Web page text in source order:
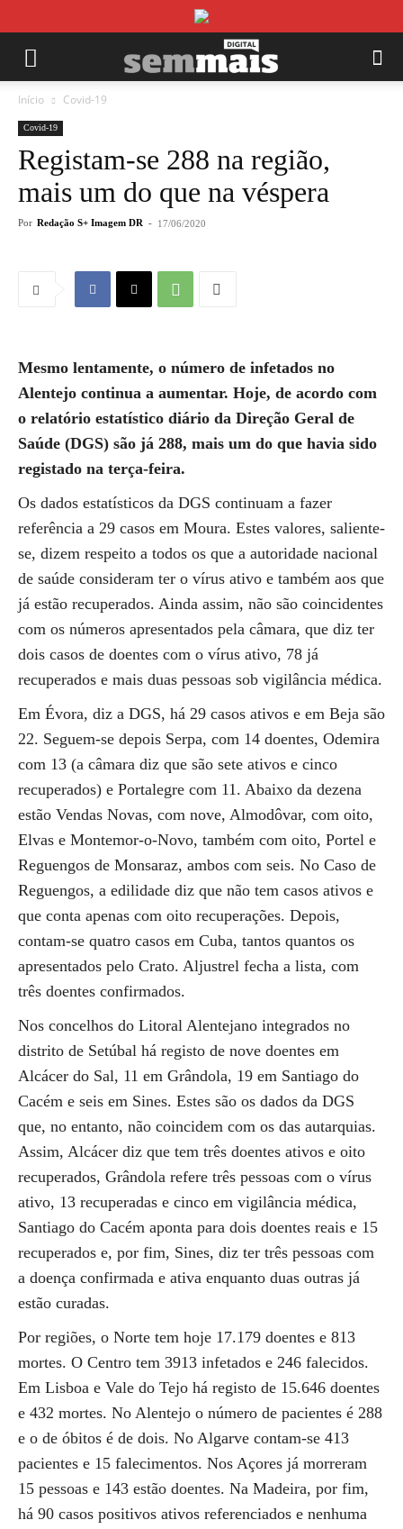
Início Covid-19
Covid-19
Registam-se 288 na região,
mais um do que na véspera
Por Redação S+ Imagem DR - 17/06/2020
Mesmo lentamente, o número de infetados no
Alentejo continua a aumentar. Hoje, de acordo com
o relatório estatístico diário da Direção Geral de
Saúde (DGS) são já 288, mais um do que havia sido
registado na terça-feira.
Os dados estatísticos da DGS continuam a fazer
referência a 29 casos em Moura. Estes valores, saliente-
se, dizem respeito a todos os que a autoridade nacional
de saúde consideram ter o vírus ativo e também aos que
já estão recuperados. Ainda assim, não são coincidentes
com os números apresentados pela câmara, que diz ter
dois casos de doentes com o vírus ativo, 78 já
recuperados e mais duas pessoas sob vigilância médica.
Em Évora, diz a DGS, há 29 casos ativos e em Beja são
22. Seguem-se depois Serpa, com 14 doentes, Odemira
com 13 (a câmara diz que são sete ativos e cinco
recuperados) e Portalegre com 11. Abaixo da dezena
estão Vendas Novas, com nove, Almodôvar, com oito,
Elvas e Montemor-o-Novo, também com oito, Portel e
Reguengos de Monsaraz, ambos com seis. No Caso de
Reguengos, a edilidade diz que não tem casos ativos e
que conta apenas com oito recuperações. Depois,
contam-se quatro casos em Cuba, tantos quantos os
apresentados pelo Crato. Aljustrel fecha a lista, com
três doentes confirmados.
Nos concelhos do Litoral Alentejano integrados no
distrito de Setúbal há registo de nove doentes em
Alcácer do Sal, 11 em Grândola, 19 em Santiago do
Cacém e seis em Sines. Estes são os dados da DGS
que, no entanto, não coincidem com os das autarquias.
Assim, Alcácer diz que tem três doentes ativos e oito
recuperados, Grândola refere três pessoas com o vírus
ativo, 13 recuperadas e cinco em vigilância médica,
Santiago do Cacém aponta para dois doentes reais e 15
recuperados e, por fim, Sines, diz ter três pessoas com
a doença confirmada e ativa enquanto duas outras já
estão curadas.
Por regiões, o Norte tem hoje 17.179 doentes e 813
mortes. O Centro tem 3913 infetados e 246 falecidos.
Em Lisboa e Vale do Tejo há registo de 15.646 doentes
e 432 mortes. No Alentejo o número de pacientes é 288
e o de óbitos é de dois. No Algarve contam-se 413
pacientes e 15 falecimentos. Nos Açores já morreram
15 pessoas e 143 estão doentes. Na Madeira, por fim,
há 90 casos positivos ativos referenciados e nenhuma